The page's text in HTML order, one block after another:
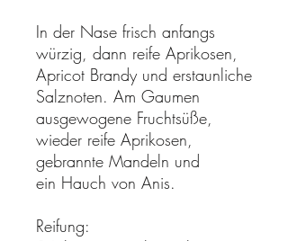
In der Nase frisch anfangs
würzig, dann reife Aprikosen,
Apricot Brandy und erstaunliche
Salznoten. Am Gaumen
ausgewogene Fruchtsüße,
wieder reife Aprikosen,
gebrannte Mandeln und
ein Hauch von Anis.
Reifung: